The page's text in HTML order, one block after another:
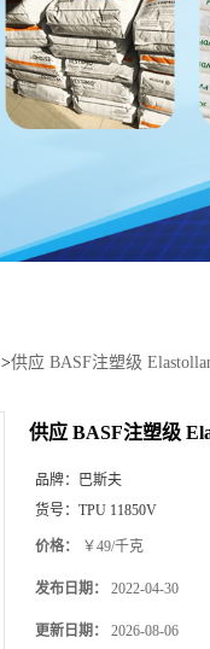
>供应 BASF注塑级
供应 BASF注塑级
品牌：
巴斯夫
货号： TPU 11850V
价格： ￥49/千克
发布日期： 2022-04-30
更新日期： 2026-08-06